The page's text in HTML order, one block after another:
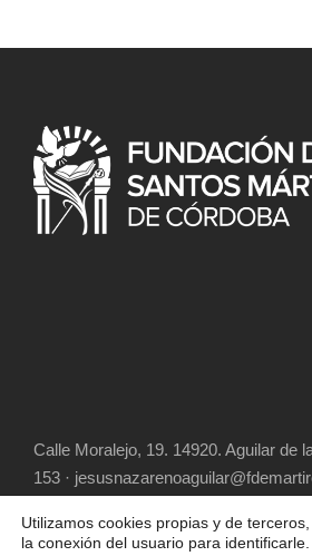
Calle Moralejo, 19. 14920. Aguilar de
153 ·
Utilizamos cookies propias y de
la conexión del usuario para